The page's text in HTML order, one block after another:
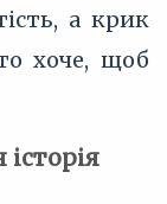
а крик
хоче, щоб